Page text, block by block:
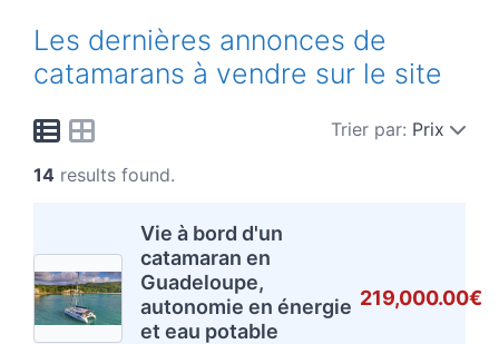
Les dernières annonces de
catamarans à vendre sur le site
Trier par: Prix
14 results found.
Vie à bord d'un
catamaran en
Guadeloupe,
autonomie en énergie
et eau potable
219,000.00€